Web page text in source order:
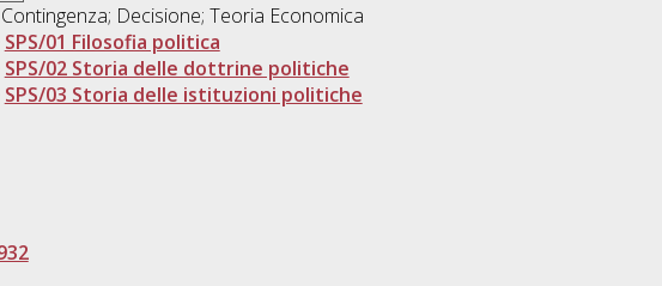
Decisione; Teoria Economica
SPS/01 Filosofia politica
SPS/02 Storia delle dottrine politiche
SPS/03 Storia delle istituzioni politiche